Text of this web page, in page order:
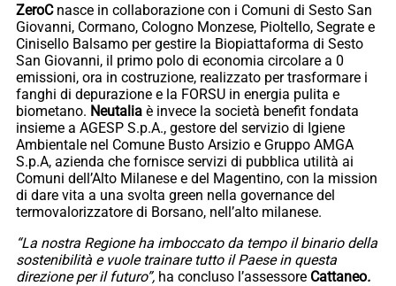
ZeroCnasce in collaborazione con i Comuni di Sesto San
Giovanni, Cormano, Cologno Monzese, Pioltello, Segrate e
Cinisello Balsamo per gestire la Biopiattaforma di Sesto
San Giovanni, il primo polo di economia circolare a 0
emissioni, ora in costruzione, realizzato per trasformare i
fanghi di depurazione e la FORSU in energia pulita e
biometano. Neutalia è invece la società benefit fondata
insieme a AGESP S.p.A., gestore del servizio di Igiene
Ambientale nel Comune Busto Arsizio e Gruppo AMGA
S.p.A, azienda che fornisce servizi di pubblica utilità ai
Comuni dell’Alto Milanese e del Magentino, con la mission
di dare vita a una svolta green nella governance del
termovalorizzatore di Borsano, nell’alto milanese.
“La nostra Regione ha imboccato da tempo il binario della
sostenibilità e vuole trainare tutto il Paese in questa
direzione per il futuro”, ha concluso l’assessore Cattaneo.